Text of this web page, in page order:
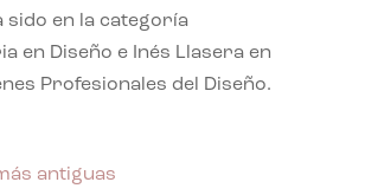
sido en la categoría
en Diseño e Inés Llasera en
Profesionales del Diseño.
antiguas